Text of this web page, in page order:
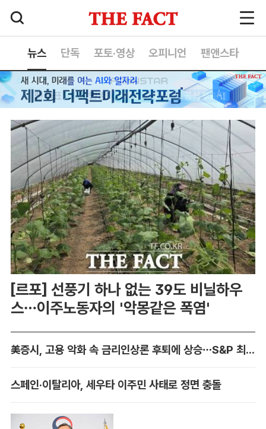
뉴스 단독 포토·영상 오피니언 팬앤스타
[르포] 선풍기 하나 없는 39도 비닐하우
스…이주노동자의 '악몽같은 폭염'
美증시, 고용 악화 속 금리인상론 후퇴에 상승…S&P 최고치 경신
스페인·이탈리아, 세우타 이주민 사태로 정면 충돌